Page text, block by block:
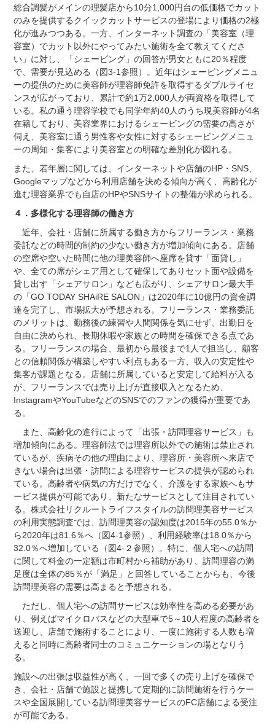
総合調髪がメインの理髪店から10分1,000円台の低価格でカット
のみを提供するクイックカットサービスの登場により価格の2極
化が進みつつある。一方、インターネット調査の「美容室（理
容室）でカット以外にやってみたい施術を全て教えてくださ
い」に対し、「シェービング」の回答が男女ともに20％程度
で、需要が見込める（図3-1参照）。近年はシェービングメニュ
ーの提供のために美容師が理容師免許を取得するダブルライセ
ンスが広がっており、累計で約1万2,000人が両資格を取得して
いる。私の通う理容学校でも同学年約40人のうち現美容師が4名
在籍しており、美容業界におけるシェービングの需要の高さが
伺え、美容室に通う男性客や女性に対するシェービングメニュ
ーの周知・集客により美容室との明確な差別化が図れる。
また、若年層に関しては、インターネットや店舗のHP・SNS、
Googleマップなどから利用店舗を決める傾向が高く、高齢化が
進む理容業界でも自店のHPやSNSサイトの整備が求められる。
４．多様化する理容師の働き方
近年、会社・店舗に所属する働き方からフリーランス・業務
委託などの時間的制約の少ない働き方が増加傾向にある。店舗
の空席や空いた時間に他の理美容師へ座席を貸す「面貸し」
や、全ての席がシェア用として確保してありセット面や設備を
貸し出す「シェアサロン」なども広がり、シェアサロン最大手
の「GO TODAY SHAiRE SALON」は2020年に10億円の資金調
達を完了し、市場拡大が予想される。フリーランス・業務委託
のメリットは、勤務後の練習や人間関係を気にせず、出勤日を
自由に決められ、長期休暇や家族との時間を確保できる点であ
る。フリーランスの場合、最初から最後まで1人で担当し、顧客
との信頼関係が構築しやすい利点もある一方、収入の安定性や
集客が課題となる。店舗に所属していると安定して給料が入る
が、フリーランスでは売り上げが直接収入となるため、
InstagramやYouTubeなどのSNSでのファンの獲得が重要であ
る。
また、高齢化の進行によって「出張・訪問理容サービス」も
増加傾向にある。理容師法では理容所以外での施術は禁止され
ているが、疾病その他の理由により、理容所・美容所へ来店で
きない場合は出張・訪問による理容サービスの提供が認められ
ている。高齢者や病気の方だけでなく、介護をする家族へもサ
ービス提供が可能であり、新たなサービスとして注目されてい
る。株式会社リクルートライフスタイルの訪問理美容サービス
の利用実態調査では、訪問理美容の認知度は2015年の55.0％か
ら2020年は81.6％へ（図4-1参照）、利用経験率は18.0％から
32.0％へ増加している（図4-２参照）。特に、個人宅への訪問
に関して料金の一定額は市町村から補助があり、訪問理容の満
足度は全体の85％が「満足」と回答していることからも、今後
訪問理美容の需要は高まると予想される。
ただし、個人宅への訪問サービスは効率性を高める必要があ
り、例えばマイクロバスなどの大型車で5～10人程度の高齢者を
送迎し、店舗で施術することにより、一度に施術する人数も増
えると同時に高齢者同士のコミュニケーションの場となりう
る。
施設への出張は収益性が高く、一回で多くの売り上げを確保で
き、会社・店舗で施設と提携して定期的に訪問施術を行うケー
スや全国展開している訪問理美容サービスのFC店舗による受注
が可能である。